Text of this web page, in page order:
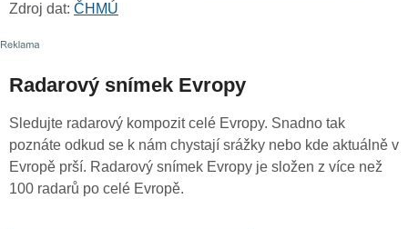
Zdroj dat: ČHMÚ
Radarový snímek Evropy
Sledujte radarový kompozit celé Evropy. Snadno tak
poznáte odkud se k nám chystají srážky nebo kde aktuálně v
Evropě prší. Radarový snímek Evropy je složen z více než
100 radarů po celé Evropě.